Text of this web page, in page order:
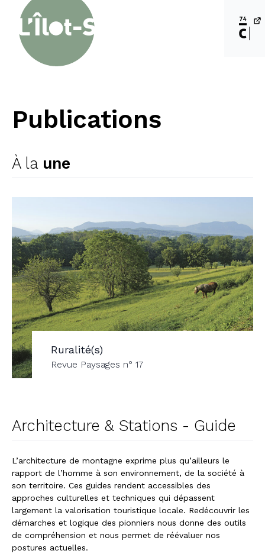
Publications
À la une
Ruralité(s)
Revue Paysages n° 17
Architecture & Stations - Guide
L’architecture de montagne exprime plus qu’ailleurs le
rapport de l’homme à son environnement, de la société à
son territoire. Ces guides rendent accessibles des
approches culturelles et techniques qui dépassent
largement la valorisation touristique locale. Redécouvrir les
démarches et logique des pionniers nous donne des outils
de compréhension et nous permet de réévaluer nos
postures actuelles.